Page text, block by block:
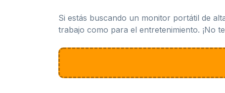
Si estás buscando un monitor portátil de
trabajo como para el entretenimiento. ¡No